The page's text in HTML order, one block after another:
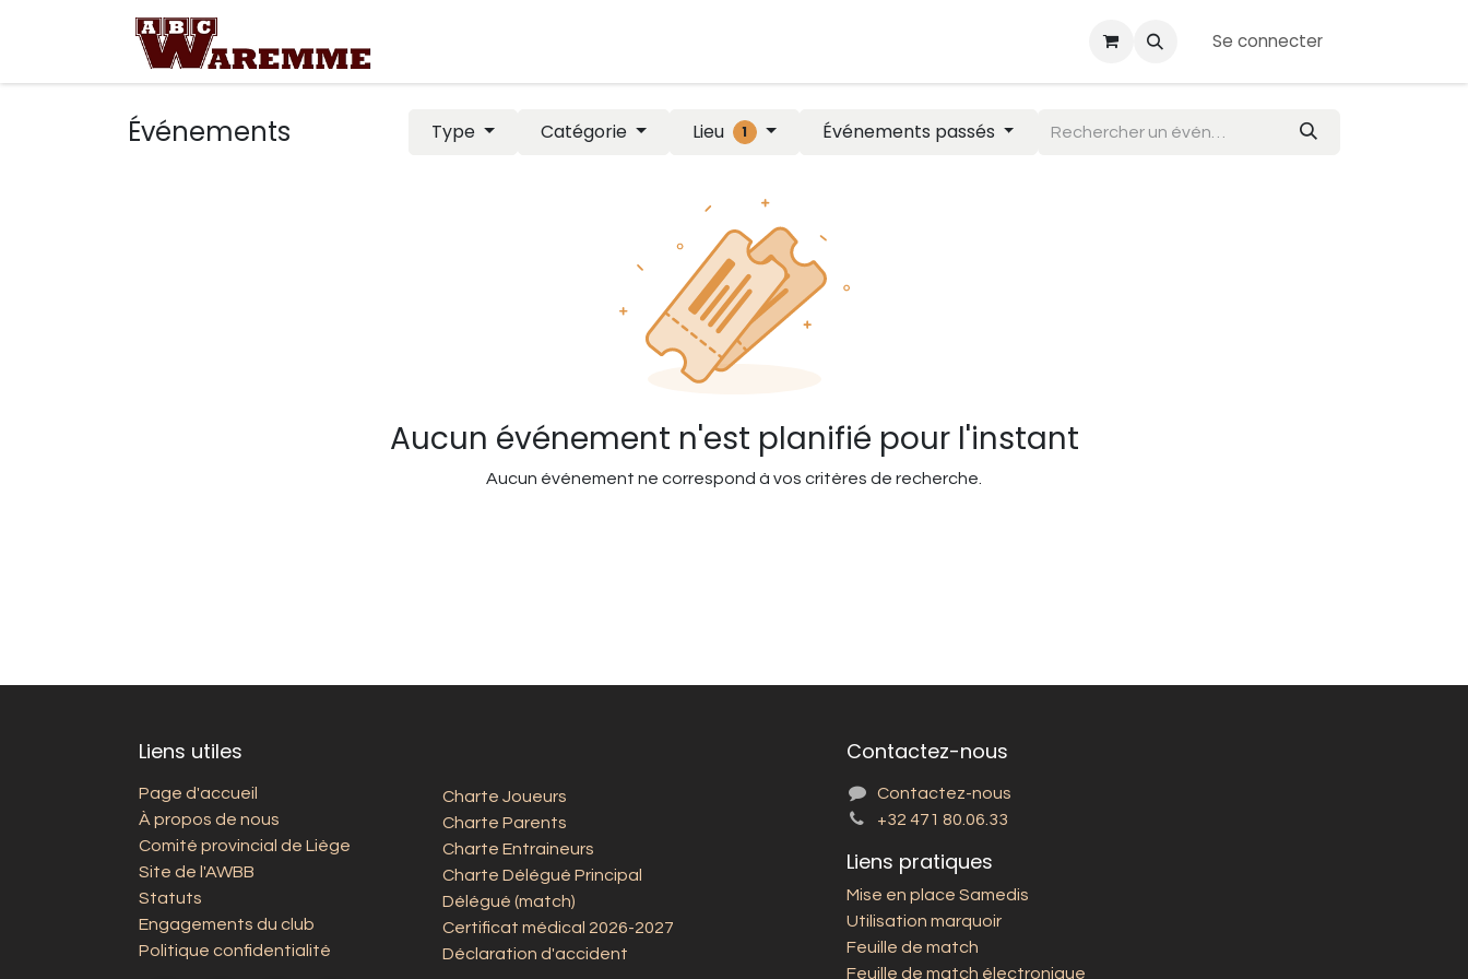
Se rendre au contenu
Événements Boutique
Se connecter
Événements Type Catégorie Lieu 1 Événements passés
Aucun événement n'est planifié pour l'instant
Aucun événement ne correspond à vos critères de recherche.
Liens utiles
Page d'accueil
À propos de nous
Comité provincial de Liège
Site de l'AWBB
Statuts
Engagements du club
Politique confidentialité
Charte Joueurs
Charte Parents
Charte Entraineurs
Charte Délégué Principal
Délégué (match)
Certificat médical 2026-2027
Déclaration d'accident
Contactez-nous
Contactez-nous
+32 471 80.06.33
Liens pratiques
Mise en place Samedis
Utilisation marquoir
Feuille de match
Feuille de match électronique